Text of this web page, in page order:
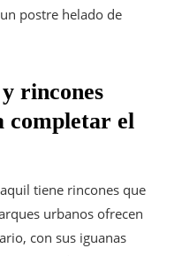
postre helado de
rincones
completar el
tiene rincones que
urbanos ofrecen
con sus iguanas